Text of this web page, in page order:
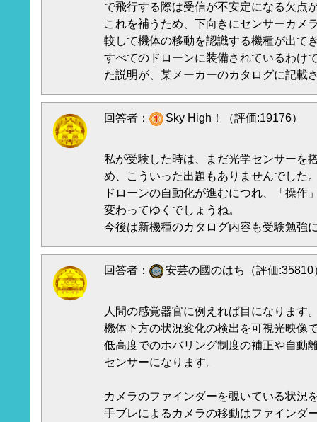
で飛行する際は受信が不安定になる欠点
これを補うため、下向きにセンサーカメ
較して機体の移動を認識する機種が出て
すべてのドローンに装備されているわけ
た説明が、某メーカーのカタログに記載
回答者： Sky High！（評価:19176）
私が受験した時は、まだ光学センサーを
め、こういった出題もありませんでした
ドローンの自動化が進むにつれ、「操作
変わってゆくでしょうね。
今後は新機種のカタログ内容も受験勉強
回答者： 安芸の國のはち（評価:35810
人間の感覚器官に例えれば目になります
機体下方の状況変化の検出を可視光映像
低高度でのホバリング制度の補正や自動
センサーになります。
カメラのファインダーを覗いている状況
手ブレによるカメラの移動はファインダ